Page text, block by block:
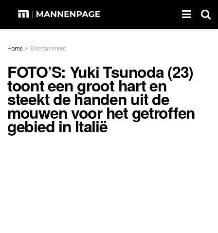
Home Entertainment
FOTO’S: Yuki Tsunoda (23)
toont een groot hart en
steekt de handen uit de
mouwen voor het getroffen
gebied in Italië